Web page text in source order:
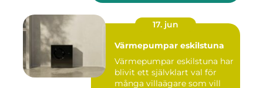
17. jun
Värmepumpar eskilstuna
Värmepumpar eskilstuna har
blivit ett självklart val för
många villaägare som vill